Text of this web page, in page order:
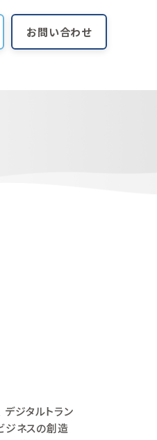
お問い合わせ
ジタルトラン
ジネスの創造